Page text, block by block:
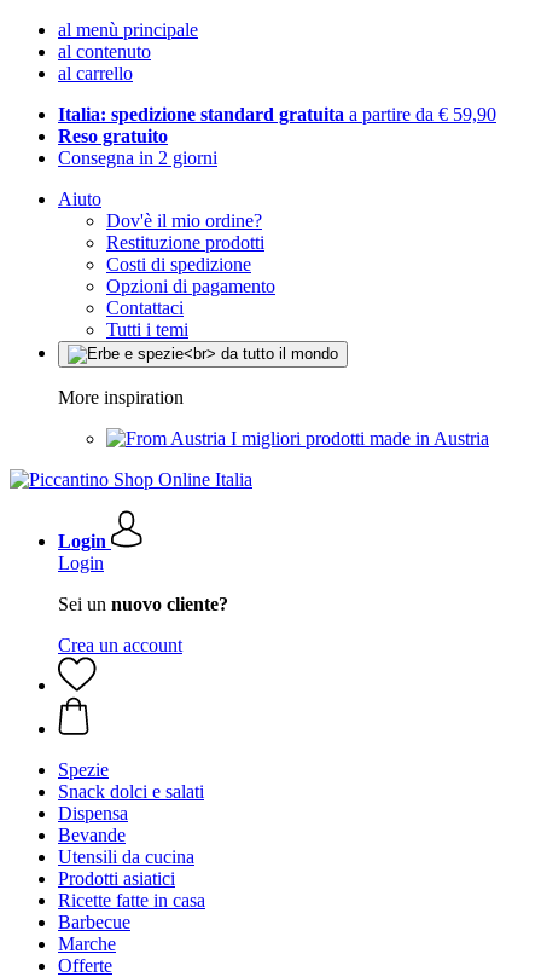
al menù principale
al contenuto
al carrello
Italia: spedizione standard gratuita a partire da € 59,90
Reso gratuito
Consegna in 2 giorni
Aiuto
Dov'è il mio ordine?
Restituzione prodotti
Costi di spedizione
Opzioni di pagamento
Contattaci
Tutti i temi
More inspiration
I migliori prodotti made in Austria
Login
Login
Sei un nuovo cliente?
Crea un account
Spezie
Snack dolci e salati
Dispensa
Bevande
Utensili da cucina
Prodotti asiatici
Ricette fatte in casa
Barbecue
Marche
Offerte